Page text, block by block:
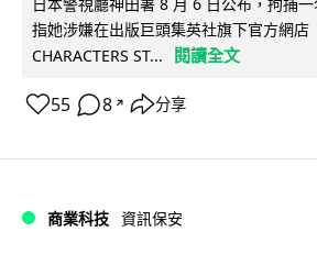
指她涉嫌在出版巨頭集英社旗下官方網店
CHARACTERS ST...
閱讀全文
55 8 ↗ 分享
商業科技 資訊保安